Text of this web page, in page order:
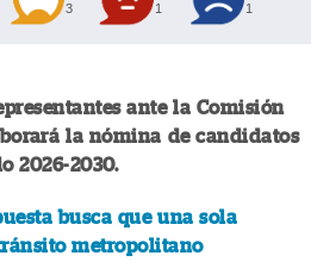
3 1 1
ante la Comisión
la nómina de candidatos
2026-2030.
busca que una sola
metropolitano